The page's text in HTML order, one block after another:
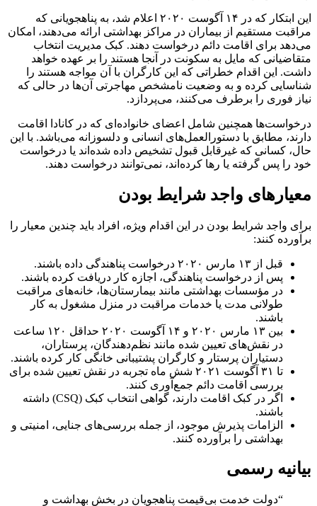
این ابتکار که در ۱۴ آگوست ۲۰۲۰ اعلام شد، به پناهجویانی که
مراقبت مستقیم از بیماران در مراکز بهداشتی ارائه می‌دهند، امکان
می‌دهد برای اقامت دائم درخواست دهند. کبک مدیریت انتخاب
متقاضیانی که مایل به سکونت در آنجا هستند را بر عهده خواهد
داشت. این اقدام خطراتی که این کارگران با آن مواجه هستند را
شناسایی کرده و به وضعیت نامشخص مهاجرتی آن‌ها در حالی که
نیاز فوری را برطرف می‌کنند، می‌پردازد.
درخواست‌ها همچنین شامل اعضای خانواده‌ای که در کانادا اقامت
دارند، مطابق با دستورالعمل‌های انسانی و دلسوزانه می‌باشد. با این
حال، کسانی که غیرقابل قبول تشخیص داده شده‌اند یا درخواست
خود را پس گرفته یا رها کرده‌اند، نمی‌توانند درخواست دهند.
معیارهای واجد شرایط بودن
برای واجد شرایط بودن در این اقدام ویژه، افراد باید چندین معیار را
برآورده کنند:
قبل از ۱۳ مارس ۲۰۲۰ درخواست پناهندگی داده باشند.
پس از درخواست پناهندگی، اجازه کار دریافت کرده باشند.
در مؤسسات بهداشتی مانند بیمارستان‌ها، خانه‌های مراقبت
طولانی مدت یا خدمات مراقبت در منزل مشغول به کار
باشند.
بین ۱۳ مارس ۲۰۲۰ و ۱۴ آگوست ۲۰۲۰ حداقل ۱۲۰ ساعت
در نقش‌های تعیین شده مانند نظم‌دهندگان، پرستاران،
دستیاران پرستار و کارگران پشتیبانی خانگی کار کرده باشند.
تا ۳۱ آگوست ۲۰۲۱ شش ماه تجربه در نقش تعیین شده برای
بررسی اقامت دائم جمع‌آوری کنند.
اگر در کبک اقامت دارند، گواهی انتخاب کبک (CSQ) داشته
باشند.
الزامات پذیرش موجود، از جمله بررسی‌های جنایی، امنیتی و
بهداشتی را برآورده کنند.
بیانیه رسمی
“دولت خدمت بی‌قیمت پناهجویان در بخش بهداشت و